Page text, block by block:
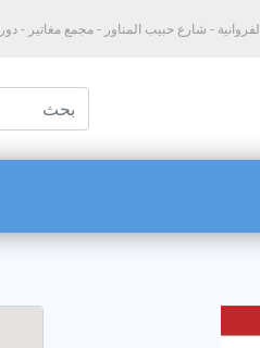
الفروانية - شارع حبيب المناور - مجمع مغاتير - دور 3 - مكتب 1